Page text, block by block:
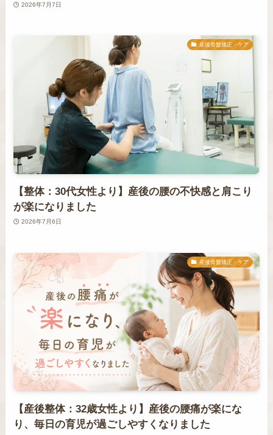
2026年7月7日
産後骨盤矯正・ケア
【整体：30代女性より】産後の腰の不快感と肩こり
が楽になりました
2026年7月6日
産後骨盤矯正・ケア
【産後整体：32歳女性より】産後の腰痛が楽にな
り、毎日の育児が過ごしやすくなりました